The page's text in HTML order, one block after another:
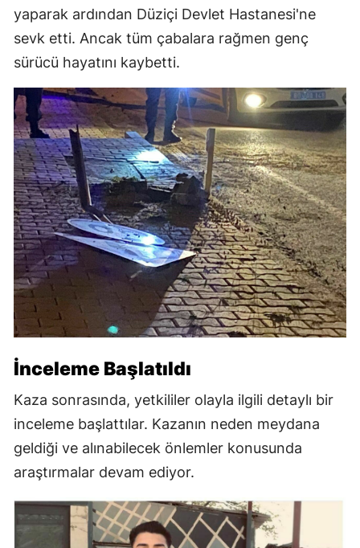
yaparak ardından Düziçi Devlet Hastanesi'ne
sevk etti. Ancak tüm çabalara rağmen genç
sürücü hayatını kaybetti.
İnceleme Başlatıldı
Kaza sonrasında, yetkililer olayla ilgili detaylı bir
inceleme başlattılar. Kazanın neden meydana
geldiği ve alınabilecek önlemler konusunda
araştırmalar devam ediyor.